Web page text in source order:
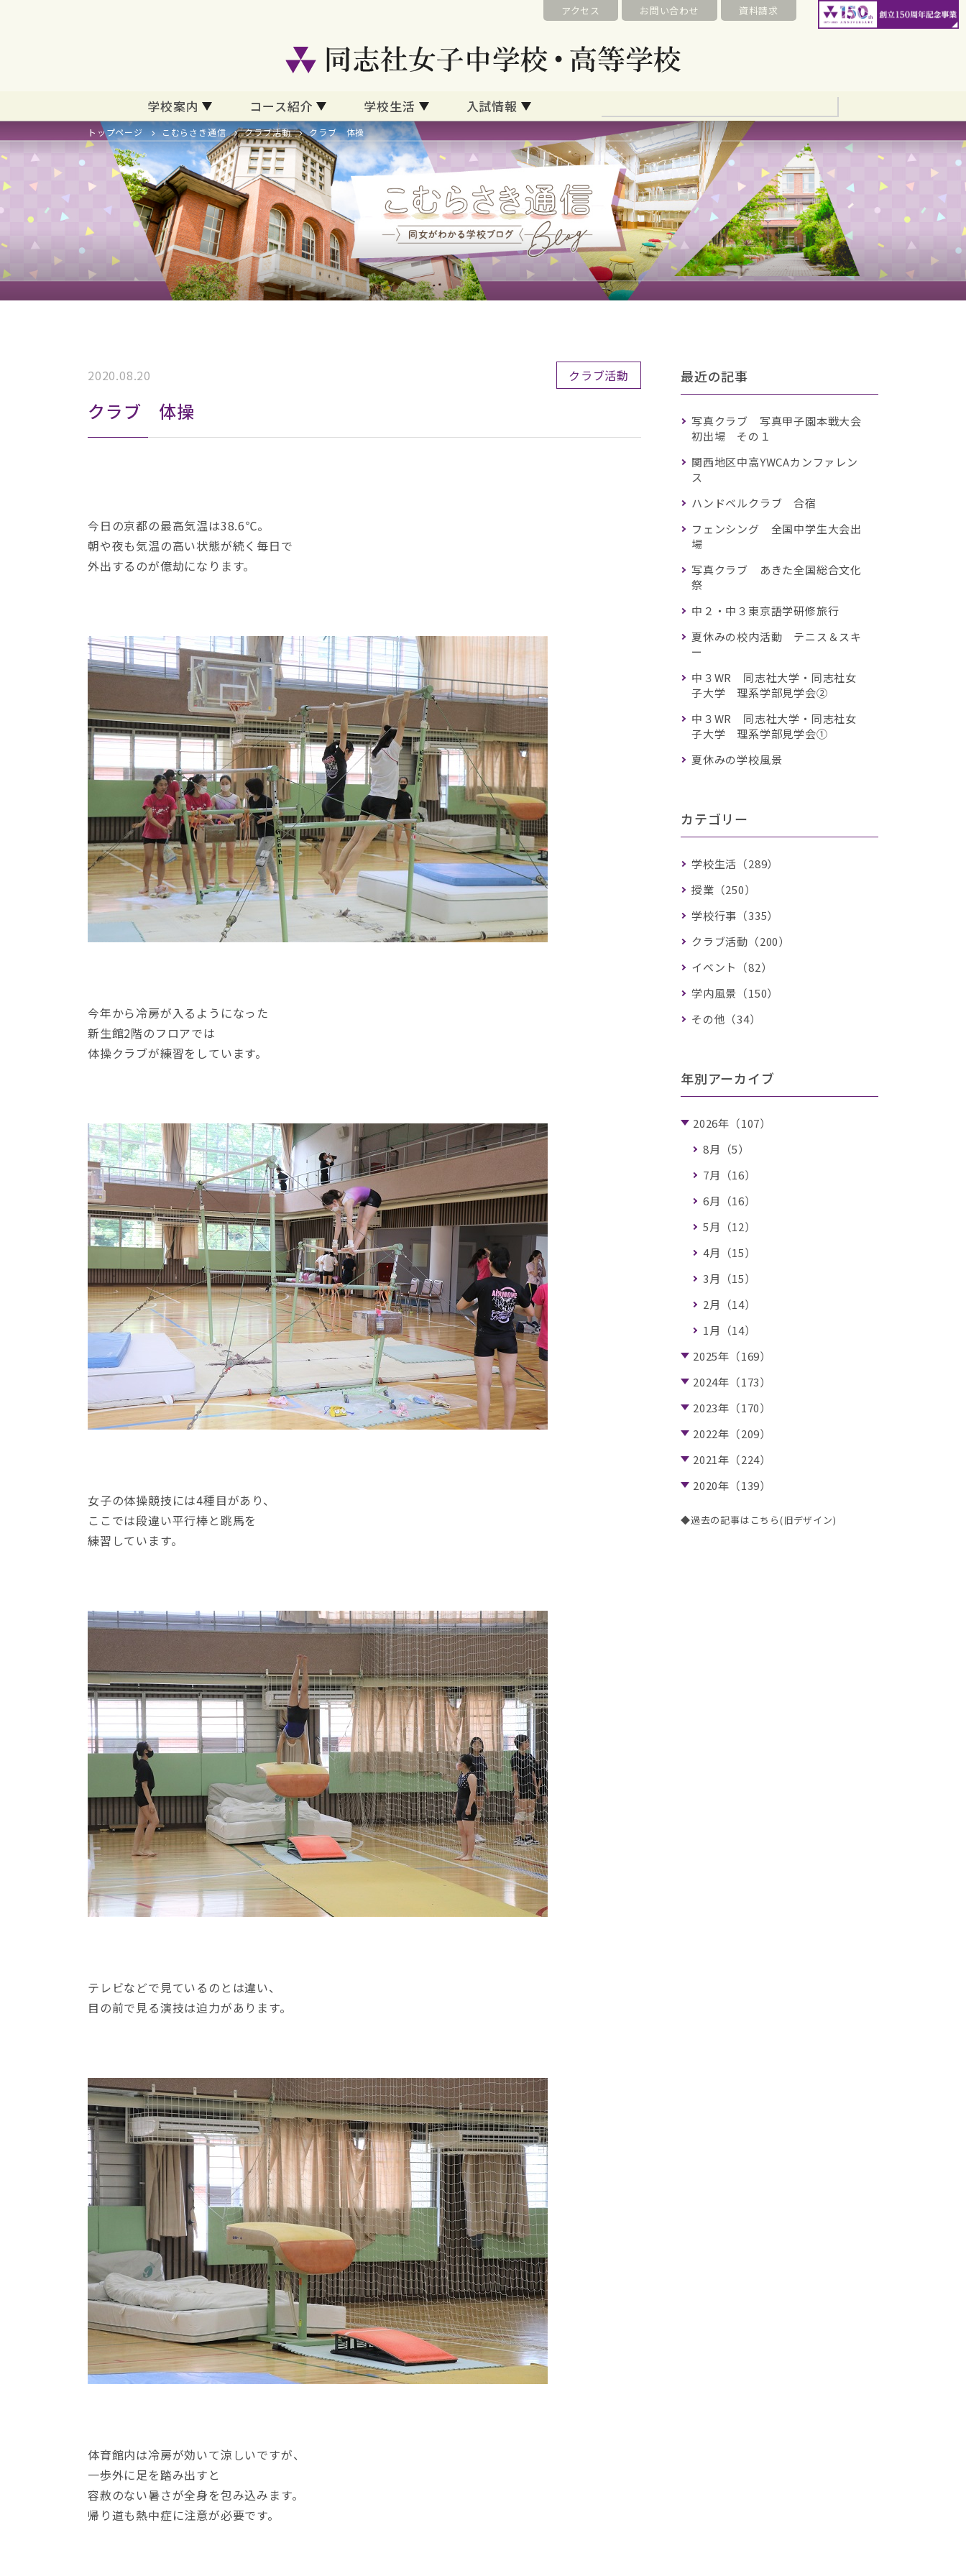
アクセス お問い合わせ 資料請求
学校案内 コース紹介 学校生活 入試情報
トップページ こむらさき通信 クラブ活動 クラブ 体操
2020.08.20 クラブ活動
クラブ 体操
今日の京都の最高気温は38.6℃。
朝や夜も気温の高い状態が続く毎日で
外出するのが億劫になります。
今年から冷房が入るようになった
新生館2階のフロアでは
体操クラブが練習をしています。
女子の体操競技には4種目があり、
ここでは段違い平行棒と跳馬を
練習しています。
テレビなどで見ているのとは違い、
目の前で見る演技は迫力があります。
体育館内は冷房が効いて涼しいですが、
一歩外に足を踏み出すと
容赦のない暑さが全身を包み込みます。
帰り道も熱中症に注意が必要です。
最近の記事
写真クラブ 写真甲子園本戦大会
初出場 その１
関西地区中高YWCAカンファレン
ス
ハンドベルクラブ 合宿
フェンシング 全国中学生大会出
場
写真クラブ あきた全国総合文化
祭
中２・中３東京語学研修旅行
夏休みの校内活動 テニス＆スキ
ー
中３WR 同志社大学・同志社女
子大学 理系学部見学会②
中３WR 同志社大学・同志社女
子大学 理系学部見学会①
夏休みの学校風景
カテゴリー
学校生活（289）
授業（250）
学校行事（335）
クラブ活動（200）
イベント（82）
学内風景（150）
その他（34）
年別アーカイブ
2026年（107）
8月（5）
7月（16）
6月（16）
5月（12）
4月（15）
3月（15）
2月（14）
1月（14）
2025年（169）
2024年（173）
2023年（170）
2022年（209）
2021年（224）
2020年（139）
◆過去の記事はこちら(旧デザイン)